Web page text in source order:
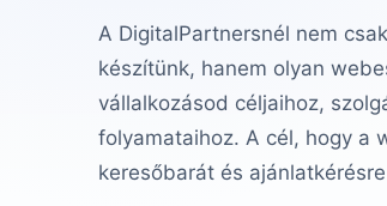
A DigitalPartnersnél nem
készítünk, hanem olyan
vállalkozásod céljaihoz,
folyamataihoz. A cél, hogy a
keresőbarát és